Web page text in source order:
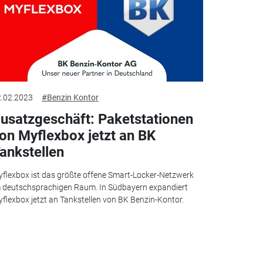
#Benzin Kontor
Paketstationen
Myflexbox jetzt an BK
ist das größte offene Smart-Locker-Netzwerk
deutschsprachigen Raum. In Südbayern expandiert
jetzt an Tankstellen von BK Benzin-Kontor.